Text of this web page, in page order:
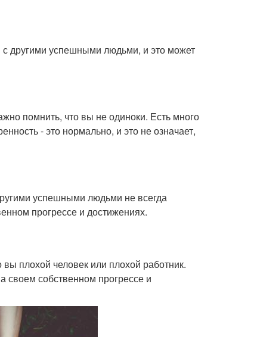
другими успешными людьми, и это может
помнить, что вы не одиноки. Есть много
- это нормально, и это не означает,
успешными людьми не всегда
прогрессе и достижениях.
вы плохой человек или плохой работник.
своем собственном прогрессе и